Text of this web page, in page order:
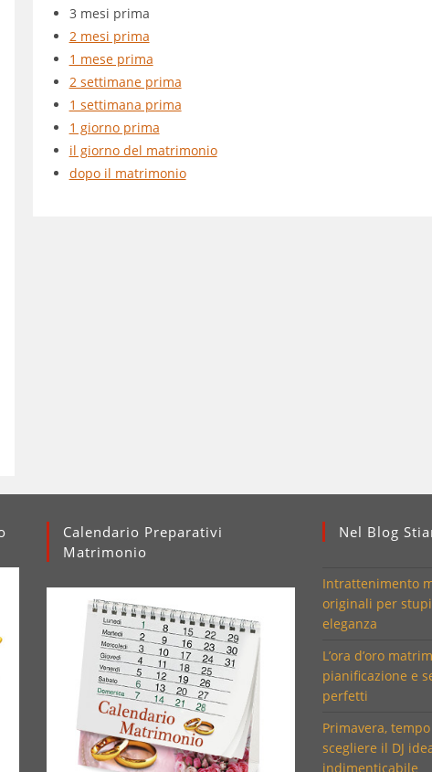
3 mesi prima
2 mesi prima
1 mese prima
2 settimane prima
1 settimana prima
1 giorno prima
il giorno del matrimonio
dopo il matrimonio
Calendario Preparativi
Matrimonio
Nel Blog
Intrattenimento
originali per
eleganza
L’ora d’oro
pianificazione e
perfetti
Primavera,
scegliere il DJ
indimenticabile